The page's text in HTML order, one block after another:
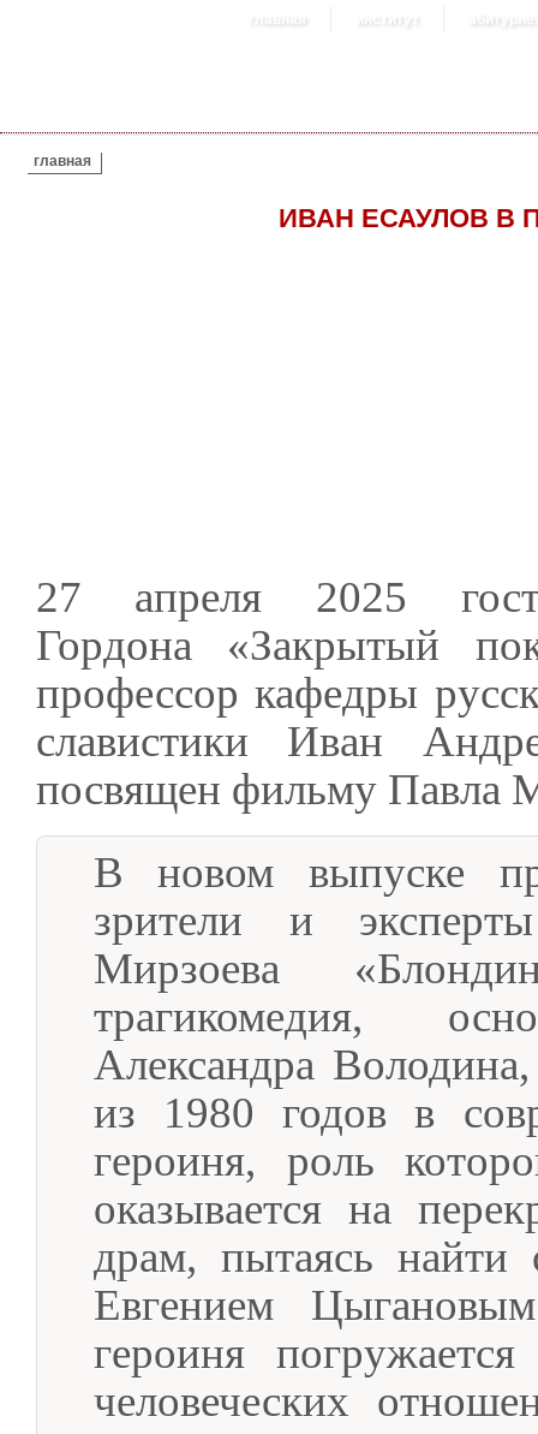
главная институт
ВЫ ЗДЕСЬ
главная
ИВАН ЕСАУЛОВ В
27 апреля 2025
Гордона «Закрытый
профессор кафедры
славистики Иван
посвящен фильму Павла
В новом выпуске
зрители и
Мирзоева
трагикомедия,
Александра
из 1980 годов в
героиня, роль
оказывается на
драм, пытаясь
Евгением
героиня
человеческих